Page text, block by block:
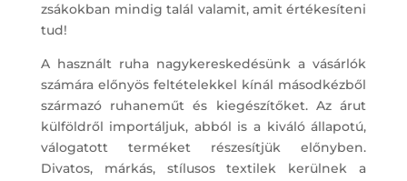
zsákokban mindig talál valamit, amit értékesíteni
tud!
A használt ruha nagykereskedésünk a vásárlók
számára előnyös feltételekkel kínál másodkézből
származó ruhaneműt és kiegészítőket. Az árut
külföldről importáljuk, abból is a kiváló állapotú,
válogatott terméket részesítjük előnyben.
Divatos, márkás, stílusos textilek kerülnek a